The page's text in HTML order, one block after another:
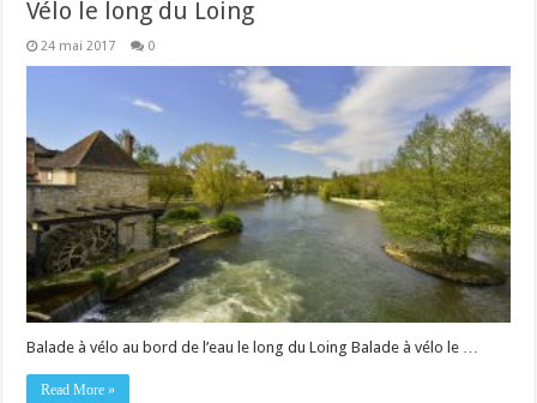
Vélo le long du Loing
24 mai 2017 0
Balade à vélo au bord de l’eau le long du Loing Balade à vélo le …
Read More »